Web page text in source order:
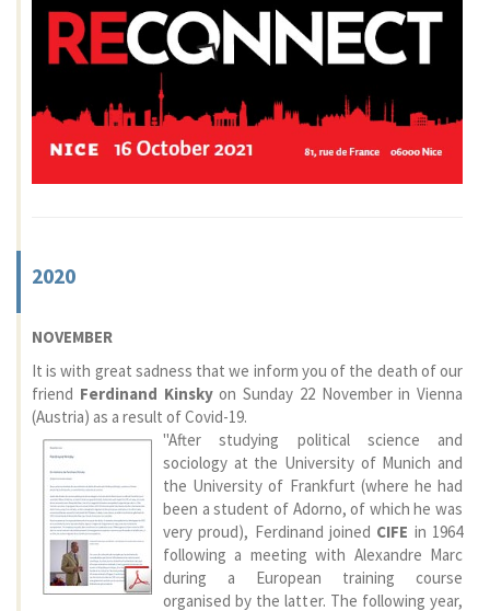
2020
NOVEMBER
It is with great sadness that we inform you of the death of our
friend Ferdinand Kinskyon Sunday 22 November in Vienna
(Austria) as a result of Covid-19.
"After studying political science and
sociology at the University of Munich and
the University of Frankfurt (where he had
been a student of Adorno, of which he was
very proud), Ferdinand joined CIFE in 1964
following a meeting with Alexandre Marc
during a European training course
organised by the latter. The following year,